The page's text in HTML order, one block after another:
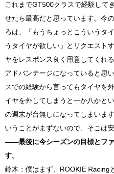
これまでGT500クラスで経験して
せたら最高だと思っています。今
ろは、「もうちょっとこういうタ
うタイヤが欲しい」とリクエスト
ヤをレスポンス良く用意してくれ
アドバンテージになっていると思
スでの経験から言ってもタイヤを
イヤを外してしまうと一か八かと
の週末が台無しになってしまいま
いうことがまずないので、そこは
――最後に今シーズンの目標とフ
す。
鈴木：僕はまず、 ROOKIE Racing